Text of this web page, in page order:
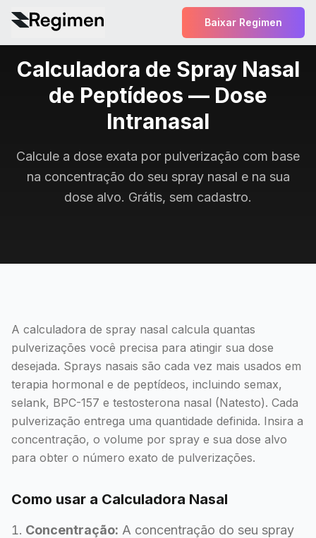
Baixar Regimen
Calculadora de Spray Nasal
de Peptídeos — Dose
Intranasal
Calcule a dose exata por pulverização com base
na concentração do seu spray nasal e na sua
dose alvo. Grátis, sem cadastro.
A calculadora de spray nasal calcula quantas
pulverizações você precisa para atingir sua dose
desejada. Sprays nasais são cada vez mais usados em
terapia hormonal e de peptídeos, incluindo semax,
selank, BPC-157 e testosterona nasal (Natesto). Cada
pulverização entrega uma quantidade definida. Insira a
concentração, o volume por spray e sua dose alvo
para obter o número exato de pulverizações.
Como usar a Calculadora Nasal
Concentração: A concentração do seu spray